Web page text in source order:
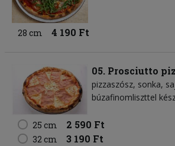
28 cm 4 190 Ft
05. Prosciutto
pizzaszósz sonka
búzafinomliszttel
25 cm 2 590 Ft
32 cm 3 190 Ft